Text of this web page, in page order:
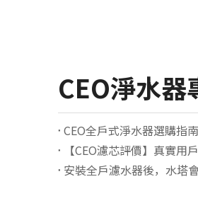
CEO淨水
CEO全戶式淨水器選購指
【CEO濾芯評價】真實用
安裝全戶濾水器後，水塔